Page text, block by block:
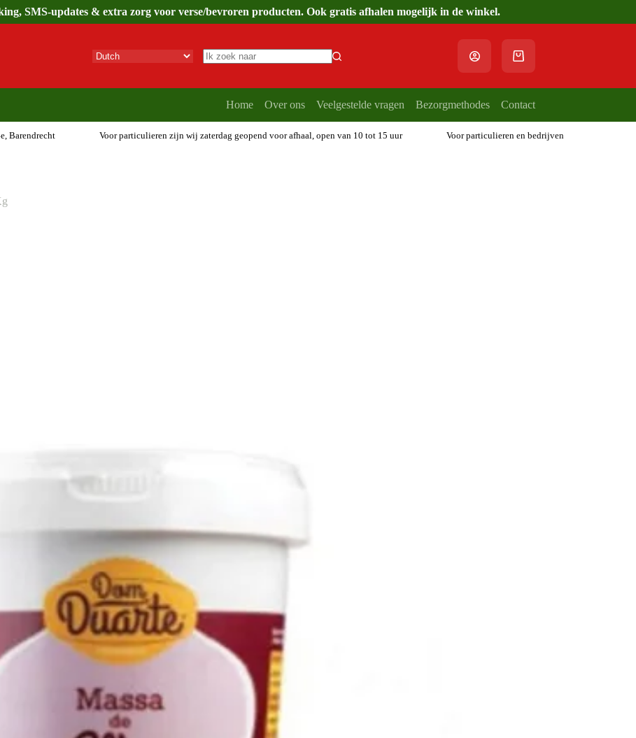
SMS-updates & extra zorg voor verse/bevroren producten. Ook gratis afhalen mogelijk in de winkel.
Winkelwagen
Home Over ons Veelgestelde vragen Bezorgmethodes Contact
Barendrecht Voor particulieren zijn wij zaterdag geopend voor afhaal, open van 10 tot 15 uur Voor particulieren en bedrijven